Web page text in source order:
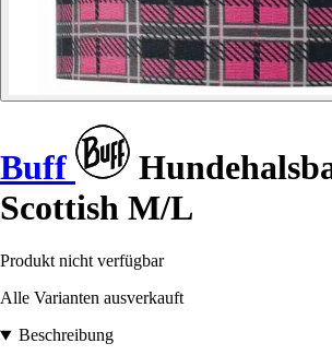
Buff
Scottish M/L
Produkt nicht verfügbar
Alle Varianten ausverkauft
Beschreibung